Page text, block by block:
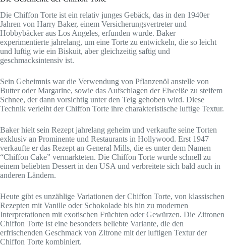
Die Chiffon Torte ist ein relativ junges Gebäck, das in den 1940er
Jahren von Harry Baker, einem Versicherungsvertreter und
Hobbybäcker aus Los Angeles, erfunden wurde. Baker
experimentierte jahrelang, um eine Torte zu entwickeln, die so leicht
und luftig wie ein Biskuit, aber gleichzeitig saftig und
geschmacksintensiv ist.
Sein Geheimnis war die Verwendung von Pflanzenöl anstelle von
Butter oder Margarine, sowie das Aufschlagen der Eiweiße zu steifem
Schnee, der dann vorsichtig unter den Teig gehoben wird. Diese
Technik verleiht der Chiffon Torte ihre charakteristische luftige Textur.
Baker hielt sein Rezept jahrelang geheim und verkaufte seine Torten
exklusiv an Prominente und Restaurants in Hollywood. Erst 1947
verkaufte er das Rezept an General Mills, die es unter dem Namen
“Chiffon Cake” vermarkteten. Die Chiffon Torte wurde schnell zu
einem beliebten Dessert in den USA und verbreitete sich bald auch in
anderen Ländern.
Heute gibt es unzählige Variationen der Chiffon Torte, von klassischen
Rezepten mit Vanille oder Schokolade bis hin zu modernen
Interpretationen mit exotischen Früchten oder Gewürzen. Die Zitronen
Chiffon Torte ist eine besonders beliebte Variante, die den
erfrischenden Geschmack von Zitrone mit der luftigen Textur der
Chiffon Torte kombiniert.